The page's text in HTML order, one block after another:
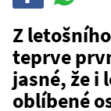
Z
teprve
jasné, že i
oblíbené